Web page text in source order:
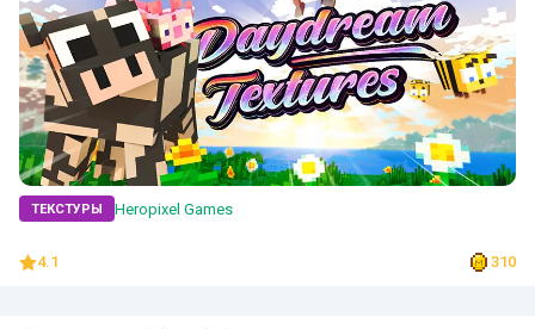
ТЕКСТУРЫ Heropixel Games
4.1 310